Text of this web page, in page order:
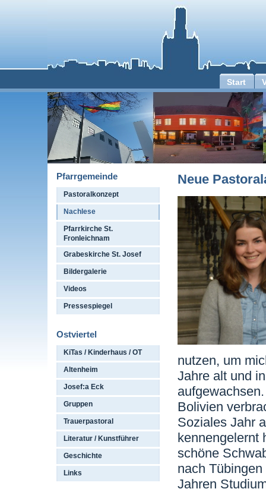
Start
Pfarrgemeinde
Pastoralkonzept
Nachlese
Pfarrkirche St.
Fronleichnam
Grabeskirche St. Josef
Bildergalerie
Videos
Pressespiegel
Ostviertel
KiTas / Kinderhaus / OT
Altenheim
Josef:a Eck
Gruppen
Trauerpastoral
Literatur / Kunstführer
Geschichte
Links
Neue
nutzen, um
Jahre alt und
Bolivien
Soziales Jahr
kennengelernt
schöne
nach
Jahren